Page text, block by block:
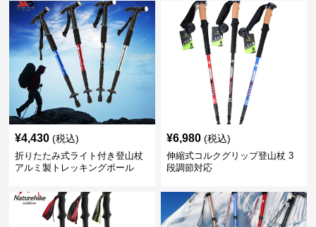
¥4,430 (税込)
折りたたみ式ライト付き登山杖
アルミ製トレッキングポール
¥6,980 (税込)
伸縮式コルクグリップ登山杖 3
段調節対応